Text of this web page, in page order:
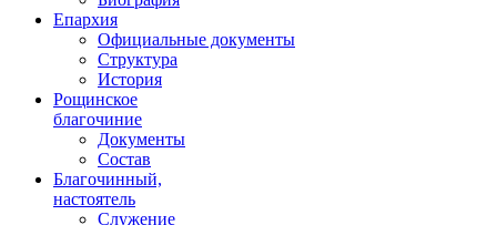
Епархия
Официальные документы
Структура
История
Рощинское
благочиние
Документы
Состав
Благочинный,
настоятель
Служение